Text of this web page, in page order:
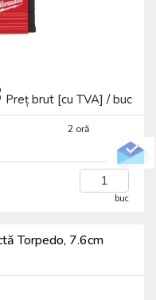
Preț brut [cu TVA] / buc
2 oră
buc
Torpedo, 7.6cm